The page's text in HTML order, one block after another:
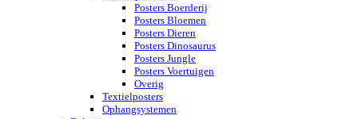
Posters Boerderij
Posters Bloemen
Posters Dieren
Posters Dinosaurus
Posters Jungle
Posters Voertuigen
Overig
Textielposters
Ophangsystemen